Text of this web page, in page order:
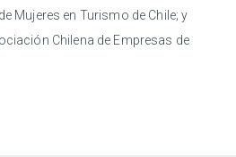
Mujeres en Turismo de Chile; y
Chilena de Empresas de